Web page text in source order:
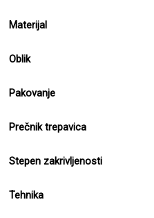
Materijal
Oblik
Pakovanje
Prečnik trepavica
Stepen zakrivljenosti
Tehnika